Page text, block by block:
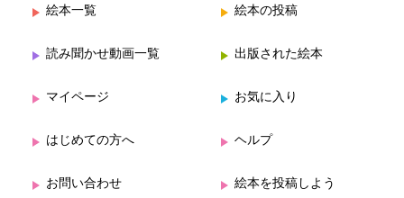
絵本一覧 絵本の投稿
読み聞かせ動画一覧 出版された絵本
マイページ お気に入り
はじめての方へ ヘルプ
お問い合わせ 絵本を投稿しよう